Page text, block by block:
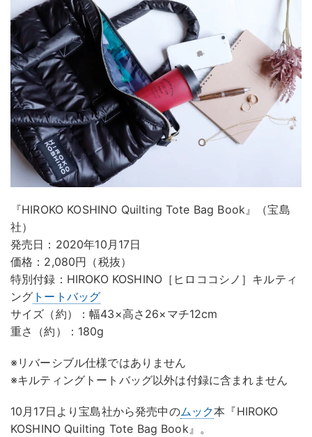
『HIROKO KOSHINO Quilting Tote Bag Book』（宝島
社）
発売日：2020年10月17日
価格：2,080円（税抜）
特別付録：HIROKO KOSHINO［ヒロココシノ］キルティ
ング トートバッグ
サイズ（約）：幅43×高さ26×マチ12cm
重さ（約）：180g
※リバーシブル仕様ではありません
※キルティングトートバッグ以外は付録に含まれません
10月17日より宝島社から発売中のムック本『HIROKO
KOSHINO Quilting Tote Bag Book』。